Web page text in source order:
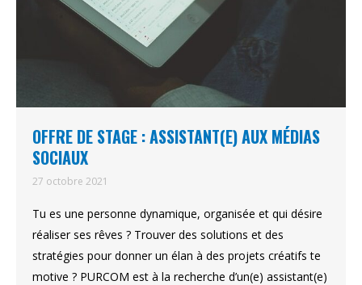
OFFRE DE STAGE : ASSISTANT(E) AUX MÉDIAS
SOCIAUX
27 octobre 2021
Tu es une personne dynamique, organisée et qui désire
réaliser ses rêves ? Trouver des solutions et des
stratégies pour donner un élan à des projets créatifs te
motive ? PURCOM est à la recherche d’un(e) assistant(e)